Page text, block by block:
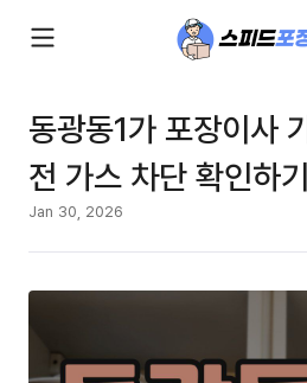
동광동1가 포장이사
전 가스 차단 확인하기
Jan 30, 2026